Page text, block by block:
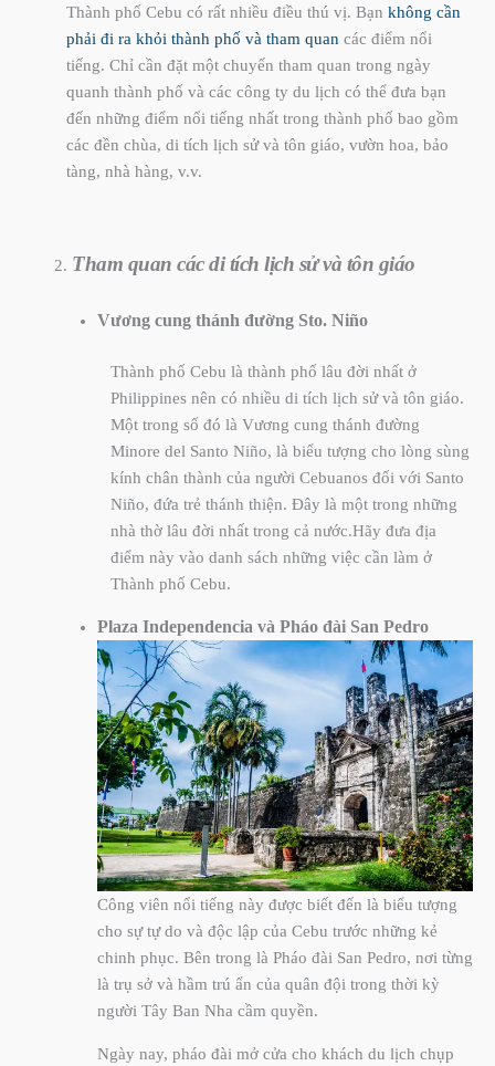
Thành phố Cebu có rất nhiều điều thú vị. Bạn không cần
phải đi ra khỏi thành phố và tham quan các điểm nổi
tiếng. Chỉ cần đặt một chuyến tham quan trong ngày
quanh thành phố và các công ty du lịch có thể đưa bạn
đến những điểm nổi tiếng nhất trong thành phố bao gồm
các đền chùa, di tích lịch sử và tôn giáo, vườn hoa, bảo
tàng, nhà hàng, v.v.
Tham quan các di tích lịch sử và tôn giáo
Vương cung thánh đường Sto. Niño
Thành phố Cebu là thành phố lâu đời nhất ở
Philippines nên có nhiều di tích lịch sử và tôn giáo.
Một trong số đó là Vương cung thánh đường
Minore del Santo Niño, là biểu tượng cho lòng sùng
kính chân thành của người Cebuanos đối với Santo
Niño, đứa trẻ thánh thiện. Đây là một trong những
nhà thờ lâu đời nhất trong cả nước.Hãy đưa địa
điểm này vào danh sách những việc cần làm ở
Thành phố Cebu.
Plaza Independencia và Pháo đài San Pedro
Công viên nổi tiếng này được biết đến là biểu tượng
cho sự tự do và độc lập của Cebu trước những kẻ
chinh phục. Bên trong là Pháo đài San Pedro, nơi từng
là trụ sở và hầm trú ẩn của quân đội trong thời kỳ
người Tây Ban Nha cầm quyền.
Ngày nay, pháo đài mở cửa cho khách du lịch chụp